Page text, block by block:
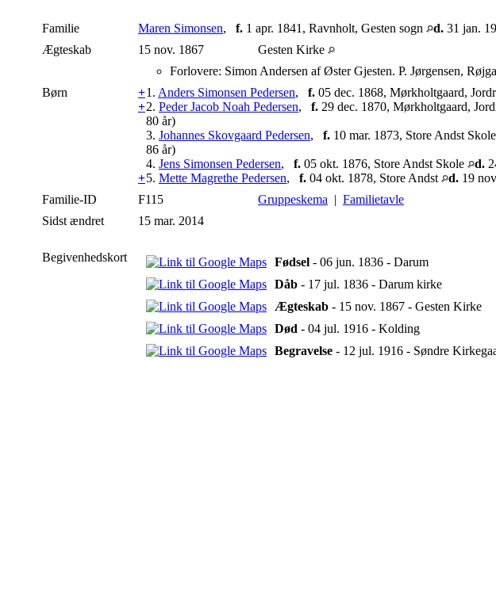
Familie Maren Simonsen, f. 1 apr. 1841, Ravnholt, Gesten sogn d. 31 jan.
Ægteskab
15 nov. 1867
Gesten Kirke
Forlovere: Simon Andersen af Øster Gjesten. P. Jørgensen,
Børn
+1. Anders Simonsen Pedersen, f. 05 dec. 1868, Mørkholtgaard,
+2. Peder Jacob Noah Pedersen, f. 29 dec. 1870, Mørkholtgaard,
80 år)
3. Johannes Skovgaard Pedersen, f. 10 mar. 1873, Store Andst Skole
86 år)
4. Jens Simonsen Pedersen, f. 05 okt. 1876, Store Andst Skole d.
+5. Mette Magrethe Pedersen, f. 04 okt. 1878, Store Andst d. 19
Familie-ID
F115 Gruppeskema | Familietavle
Sidst ændret
15 mar. 2014
Begivenhedskort Fødsel - 06 jun. 1836 - Darum
Dåb - 17 jul. 1836 - Darum kirke
Ægteskab - 15 nov. 1867 - Gesten Kirke
Død - 04 jul. 1916 - Kolding
Begravelse - 12 jul. 1916 - Søndre